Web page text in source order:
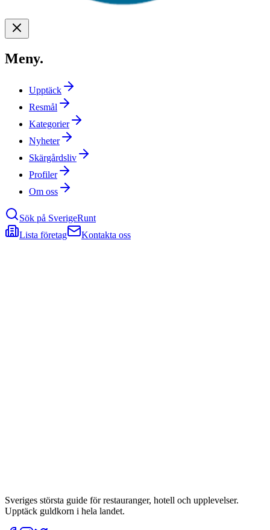
Meny.
Upptäck
Resmål
Kategorier
Nyheter
Skärgårdsliv
Profiler
Om oss
Sök på SverigeRunt
Lista företag
Kontakta oss
Sveriges största guide för restauranger, hotell och upplevelser.
Upptäck guldkorn i hela landet.